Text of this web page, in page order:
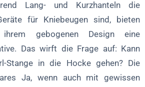
Squats
Kniebeugen mit der Curlstange machen?
Lang- und Kurzhanteln die
für Kniebeugen sind, bieten
gebogenen Design eine
Das wirft die Frage auf: Kann
Stange in die Hocke gehen? Die
Ja, wenn auch mit gewissen